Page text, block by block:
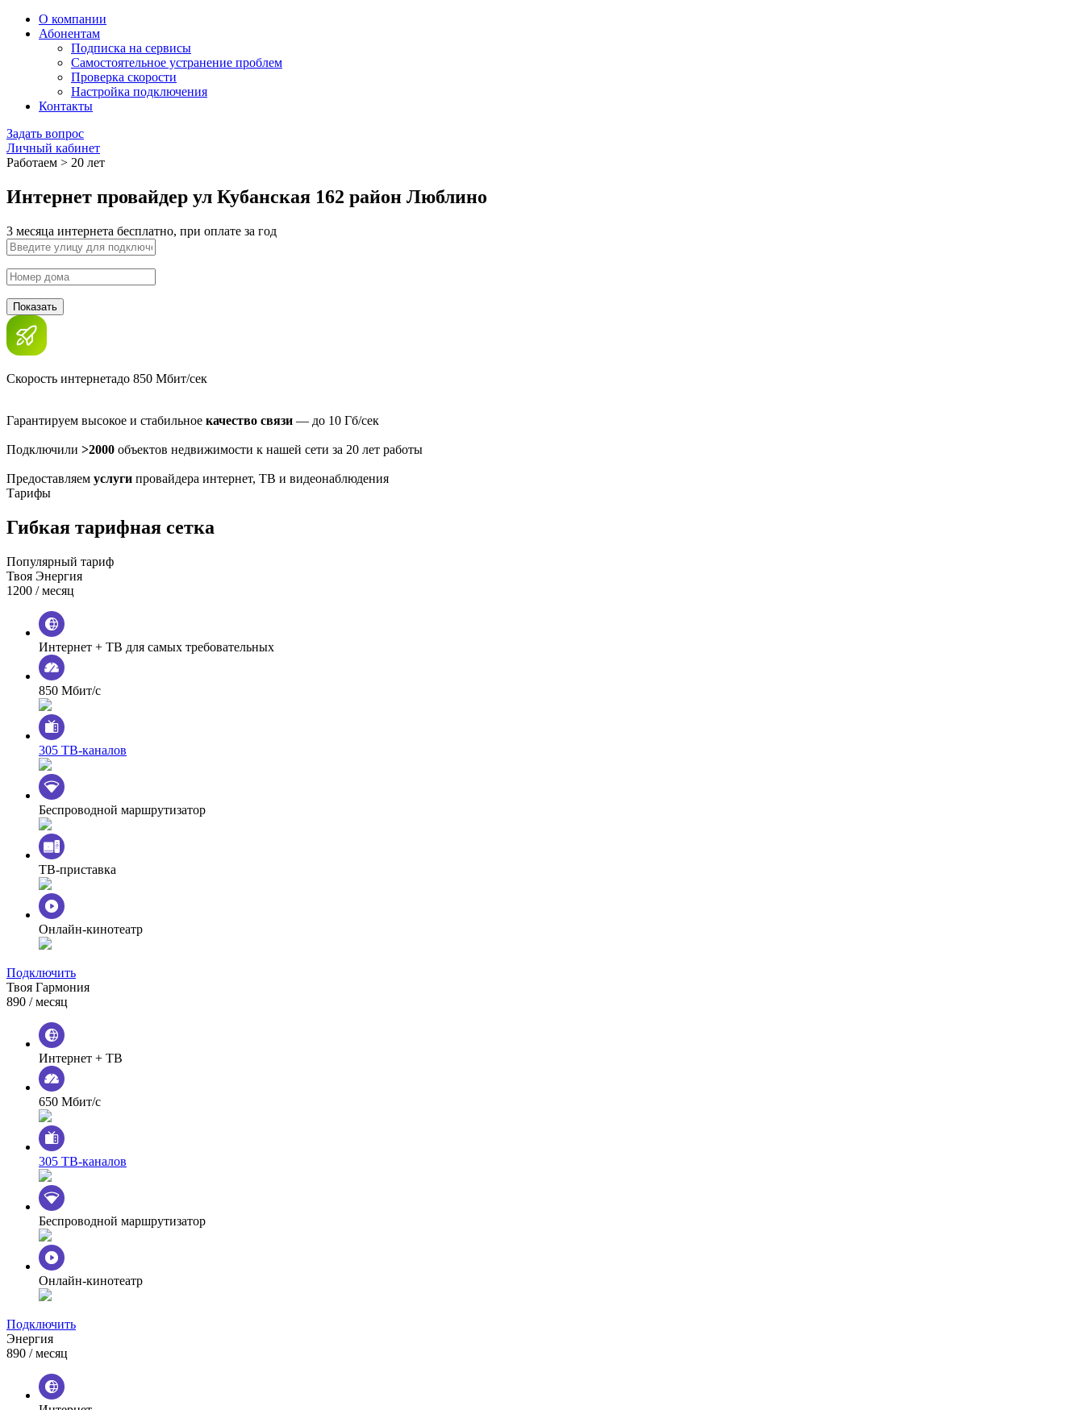
О компании
Абонентам
Подписка на сервисы
Самостоятельное устранение проблем
Проверка скорости
Настройка подключения
Контакты
Задать вопрос
Личный кабинет
Работаем > 20 лет
Интернет провайдер ул Кубанская 162 район Люблино
3 месяца интернета бесплатно, при оплате за год
Показать
Скорость интернетадо 850 Мбит/сек
Гарантируем высокое и стабильное качество связи — до 10 Гб/сек
Подключили >2000 объектов недвижимости к нашей сети за 20 лет работы
Предоставляем услуги провайдера интернет, ТВ и видеонаблюдения
Тарифы
Гибкая тарифная сетка
Популярный тариф
Твоя Энергия
1200 / месяц
Интернет + ТВ для самых требовательных
850 Мбит/с
305 ТВ-каналов
Беспроводной маршрутизатор
ТВ-приставка
Онлайн-кинотеатр
Подключить
Твоя Гармония
890 / месяц
Интернет + ТВ
650 Мбит/с
305 ТВ-каналов
Беспроводной маршрутизатор
Онлайн-кинотеатр
Подключить
Энергия
890 / месяц